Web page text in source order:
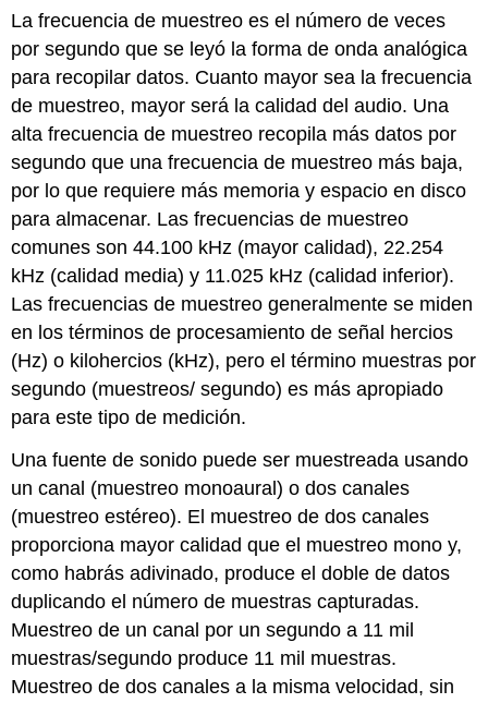
La frecuencia de muestreo es el número de veces
por segundo que se leyó la forma de onda analógica
para recopilar datos. Cuanto mayor sea la frecuencia
de muestreo, mayor será la calidad del audio. Una
alta frecuencia de muestreo recopila más datos por
segundo que una frecuencia de muestreo más baja,
por lo que requiere más memoria y espacio en disco
para almacenar. Las frecuencias de muestreo
comunes son 44.100 kHz (mayor calidad), 22.254
kHz (calidad media) y 11.025 kHz (calidad inferior).
Las frecuencias de muestreo generalmente se miden
en los términos de procesamiento de señal hercios
(Hz) o kilohercios (kHz), pero el término muestras por
segundo (muestreos/ segundo) es más apropiado
para este tipo de medición.
Una fuente de sonido puede ser muestreada usando
un canal (muestreo monoaural) o dos canales
(muestreo estéreo). El muestreo de dos canales
proporciona mayor calidad que el muestreo mono y,
como habrás adivinado, produce el doble de datos
duplicando el número de muestras capturadas.
Muestreo de un canal por un segundo a 11 mil
muestras/segundo produce 11 mil muestras.
Muestreo de dos canales a la misma velocidad, sin